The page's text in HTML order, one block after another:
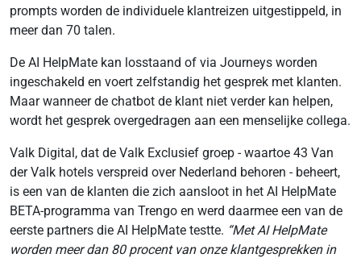
prompts worden de individuele klantreizen uitgestippeld, in
meer dan 70 talen.
De AI HelpMate kan losstaand of via Journeys worden
ingeschakeld en voert zelfstandig het gesprek met klanten.
Maar wanneer de chatbot de klant niet verder kan helpen,
wordt het gesprek overgedragen aan een menselijke collega.
Valk Digital, dat de Valk Exclusief groep - waartoe 43 Van
der Valk hotels verspreid over Nederland behoren - beheert,
is een van de klanten die zich aansloot in het AI HelpMate
BETA-programma van Trengo en werd daarmee een van de
eerste partners die AI HelpMate testte. “Met AI HelpMate
worden meer dan 80 procent van onze klantgesprekken in